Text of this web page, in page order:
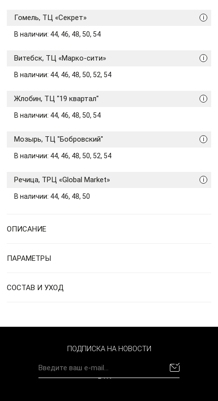
i
Гомель, ТЦ «Секрет»
В наличии: 44, 46, 48, 50, 54
i
Витебск, ТЦ «Марко-сити»
В наличии: 44, 46, 48, 50, 52, 54
i
Жлобин, ТЦ "19 квартал"
В наличии: 44, 46, 48, 50, 54
i
Мозырь, ТЦ "Бобровский"
В наличии: 44, 46, 48, 50, 52, 54
i
Речица, ТРЦ «Global Market»
В наличии: 44, 46, 48, 50
ОПИСАНИЕ
ПАРАМЕТРЫ
СОСТАВ И УХОД
BYN
ПОДПИСКА НА НОВОСТИ